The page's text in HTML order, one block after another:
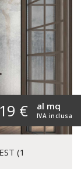
€ IVA inclusa
al mq
(1